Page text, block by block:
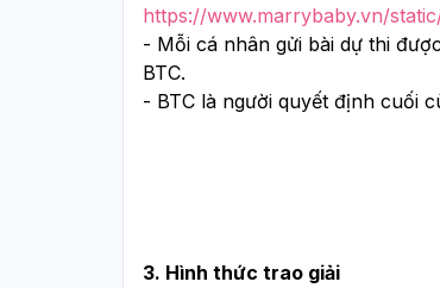
https://www.marrybaby.vn/
- Mỗi cá nhân gửi bài dự thi
BTC.
- BTC là người quyết định cuối
3. Hình thức trao giải